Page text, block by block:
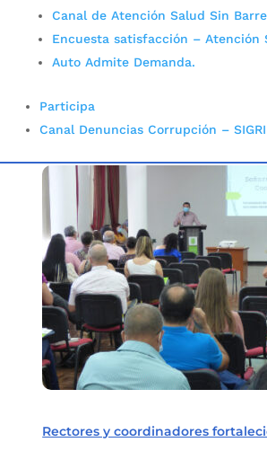
Canal de Atención Salud Sin
Encuesta satisfacción – Atención
Auto Admite Demanda.
Participa
Canal Denuncias Corrupción –
Inicio
Rectores y coordinadores